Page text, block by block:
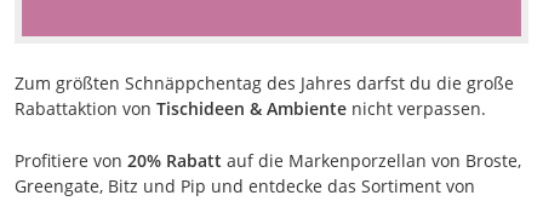
Zum größten Schnäppchentag des Jahres darfst du die große
Rabattaktion von Tischideen & Ambiente nicht verpassen.
Profitiere von 20% Rabatt auf die Markenporzellan von Broste,
Greengate, Bitz und Pip und entdecke das Sortiment von